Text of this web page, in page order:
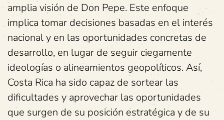
amplia visión de Don Pepe. Este enfoque
implica tomar decisiones basadas en el interés
nacional y en las oportunidades concretas de
desarrollo, en lugar de seguir ciegamente
ideologías o alineamientos geopolíticos. Así,
Costa Rica ha sido capaz de sortear las
dificultades y aprovechar las oportunidades
que surgen de su posición estratégica y de su